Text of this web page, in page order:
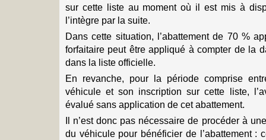
sur cette liste au moment où il est mis à
l’intègre par la suite.
Dans cette situation, l’abattement de 70 %
forfaitaire peut être appliqué à compter de la
dans la liste officielle.
En revanche, pour la période comprise
véhicule et son inscription sur cette liste,
évalué sans application de cet abattement.
Il n’est donc pas nécessaire de procéder à
du véhicule pour bénéficier de l’abattement :